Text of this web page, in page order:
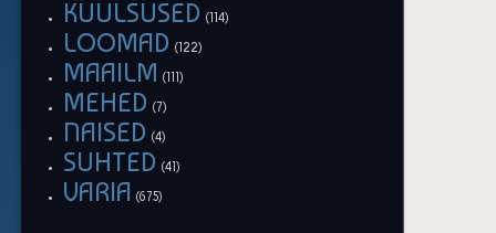
KUULSUSED (114)
LOOMAD (122)
MAAILM (111)
MEHED (7)
NAISED (4)
SUHTED (41)
VARIA (675)